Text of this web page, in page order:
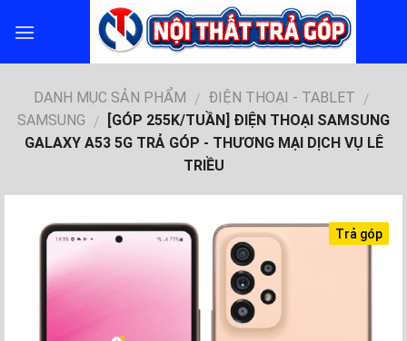
DANH MỤC SẢN PHẨM / ĐIỆN THOẠI - TABLET /
SAMSUNG /
[GÓP 255K/TUẦN] ĐIỆN THOẠI SAMSUNG
GALAXY A53 5G TRẢ GÓP - THƯƠNG MẠI DỊCH VỤ LÊ
TRIỀU
Trả góp